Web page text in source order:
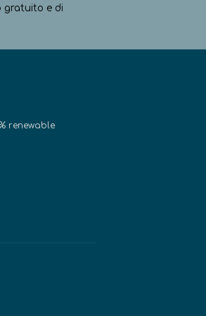
gratuito e di
renewable